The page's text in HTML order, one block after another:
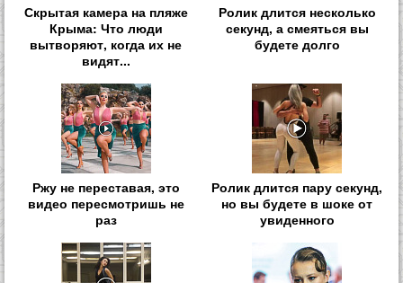
Скрытая камера на пляже
Крыма: Что люди
вытворяют, когда их не
видят...
Ролик длится несколько
секунд, а смеяться вы
будете долго
Ржу не переставая, это
видео пересмотришь не
раз
Ролик длится пару секунд,
но вы будете в шоке от
увиденного